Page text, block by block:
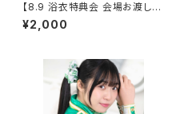
【8.9 浴衣特典会 会場お渡し限
定】らく アザーカットポートレー
ト ※発送はいたしません
¥2,000